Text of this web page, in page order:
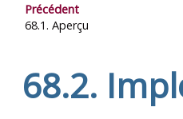
Précédent
68.1. Aperçu
68.2.